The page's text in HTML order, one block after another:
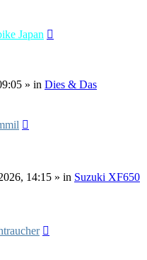
Japan
» in Dies & Das
14:15 » in Suzuki XF650